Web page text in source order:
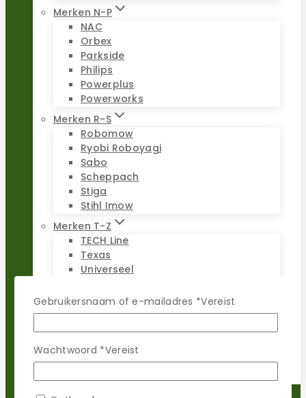
Merken N-P
NAC
Orbex
Parkside
Philips
Powerplus
Powerworks
Merken R-S
Robomow
Ryobi Roboyagi
Sabo
Scheppach
Stiga
Stihl Imow
Merken T-Z
TECH Line
Texas
Universeel
Wiper
WOLF-Garten
Zoef Robot
Gebruikersnaam of e-mailadres *Vereist
Wachtwoord *Vereist